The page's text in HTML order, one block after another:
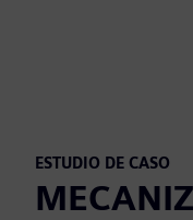
ESTUDIO DE CASO